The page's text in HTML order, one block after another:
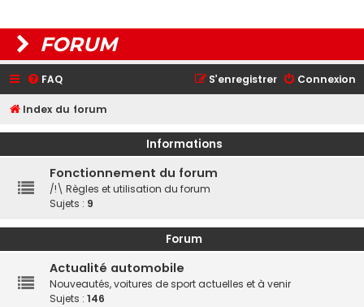
FORUM
FAQ Connexion
S’enregistrer
Index du forum
Informations
Fonctionnement du forum
/!\ Règles et utilisation du forum
Sujets : 9
Forum
Actualité automobile
Nouveautés, voitures de sport actuelles et à venir
Sujets : 146